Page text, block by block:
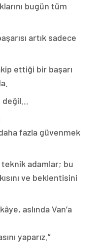
bugün tüm
artık sadece
ettiği bir başarı
değil…
fazla güvenmek
adamlar; bu
ve beklentisini
aslında Van’a
yaparız.”